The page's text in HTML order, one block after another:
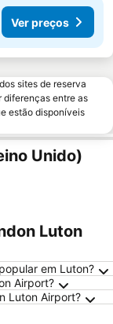
Ver preços
sites de reserva
diferenças entre as
estão disponíveis
Unido)
Luton
em Luton?
Airport?
Luton Airport?